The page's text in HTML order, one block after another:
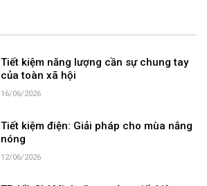
Tiết kiệm năng lượng cần sự chung tay
của toàn xã hội
16/06/2026
Tiết kiệm điện: Giải pháp cho mùa nắng
nóng
12/06/2026